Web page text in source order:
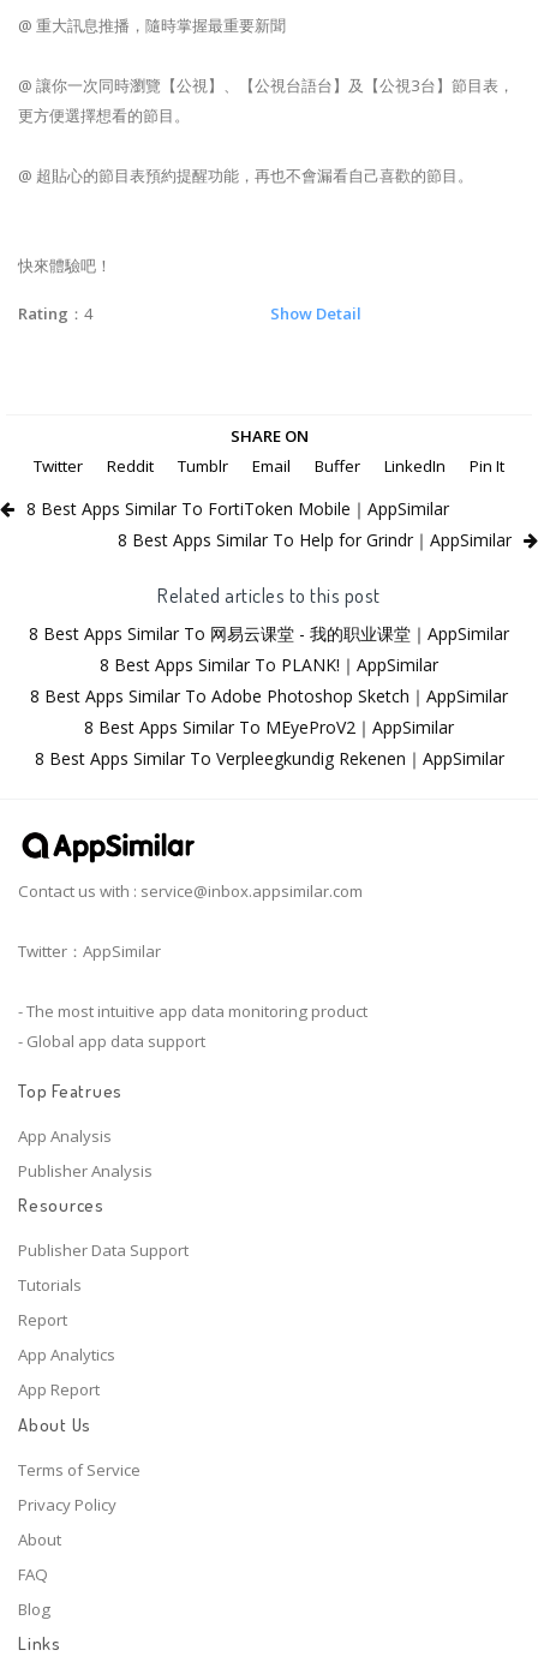
@ 重大訊息推播，隨時掌握最重要新聞
@ 讓你一次同時瀏覽【公視】、【公視台語台】及【公視3台】節目表，
更方便選擇想看的節目。
@ 超貼心的節目表預約提醒功能，再也不會漏看自己喜歡的節目。
快來體驗吧！
Rating ：4 Show Detail
SHARE ON
Twitter
Reddit Tumblr Email Buffer LinkedIn Pin It
8 Best Apps Similar To FortiToken Mobile｜AppSimilar
8 Best Apps Similar To Help for Grindr｜AppSimilar
Related articles to this post
8 Best Apps Similar To 网易云课堂 - 我的职业课堂｜AppSimilar
8 Best Apps Similar To PLANK!｜AppSimilar
8 Best Apps Similar To Adobe Photoshop Sketch｜AppSimilar
8 Best Apps Similar To MEyeProV2｜AppSimilar
8 Best Apps Similar To Verpleegkundig Rekenen｜AppSimilar
Contact us with : service@inbox.appsimilar.com
Twitter：AppSimilar
- The most intuitive app data monitoring product
- Global app data support
Top Featrues
App Analysis
Publisher Analysis
Resources
Publisher Data Support
Tutorials
Report
App Analytics
App Report
About Us
Terms of Service
Privacy Policy
About
FAQ
Blog
Links